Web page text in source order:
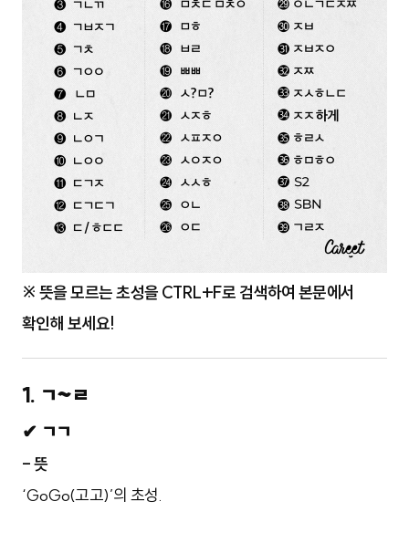
※ 뜻을 모르는 초성을 CTRL+F로 검색하여 본문에서
확인해 보세요!
1. ㄱ~ㄹ
✔ ㄱㄱ
- 뜻
‘GoGo(고고)’의 초성.